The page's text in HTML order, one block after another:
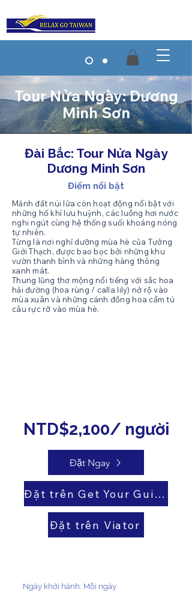
Tour Nửa Ngày: Dương
Minh Sơn
​Đài Bắc: Tour Nửa Ngày
Dương Minh Sơn
Điểm nổi bật
Mảnh đất núi lửa còn hoạt động nổi bật với
những hố khí lưu huỳnh, các luồng hơi nước
nghi ngút cùng hệ thống suối khoáng nóng
tự nhiên.
Từng là nơi nghỉ dưỡng mùa hè của Tưởng
Giới Thạch, được bao bọc bởi những khu
vườn thanh bình và những hàng thông
xanh mát.
Thung lũng thơ mộng nổi tiếng với sắc hoa
hải đường (hoa rùng / calla lily) nở rộ vào
mùa xuân và những cánh đồng hoa cẩm tú
câu rực rỡ vào mùa hè.​
NTD$2,100/ người
Đặt Ngay
Đặt trên Get Your Guide
Đặt trên Viator
Ngày khởi hành: Mỗi ngày